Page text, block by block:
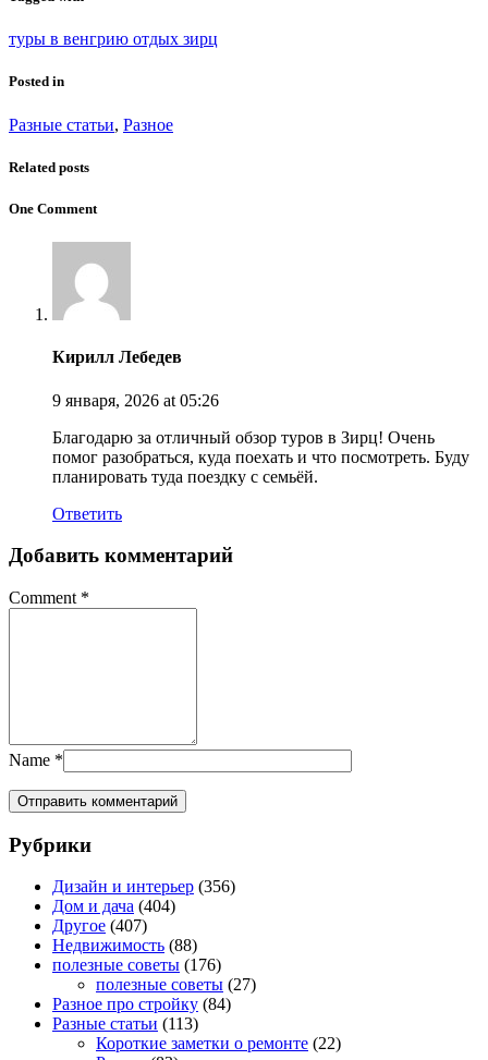
туры в венгрию отдых зирц
Posted in
Разные статьи, Разное
Related posts
One Comment
Кирилл Лебедев
9 января, 2026 at 05:26
Благодарю за отличный обзор туров в Зирц! Очень
помог разобраться, куда поехать и что посмотреть. Буду
планировать туда поездку с семьёй.
Ответить
Добавить комментарий
Comment *
Name *
Рубрики
Дизайн и интерьер (356)
Дом и дача (404)
Другое (407)
Недвижимость (88)
полезные советы (176)
полезные советы (27)
Разное про стройку (84)
Разные статьи (113)
Короткие заметки о ремонте (22)